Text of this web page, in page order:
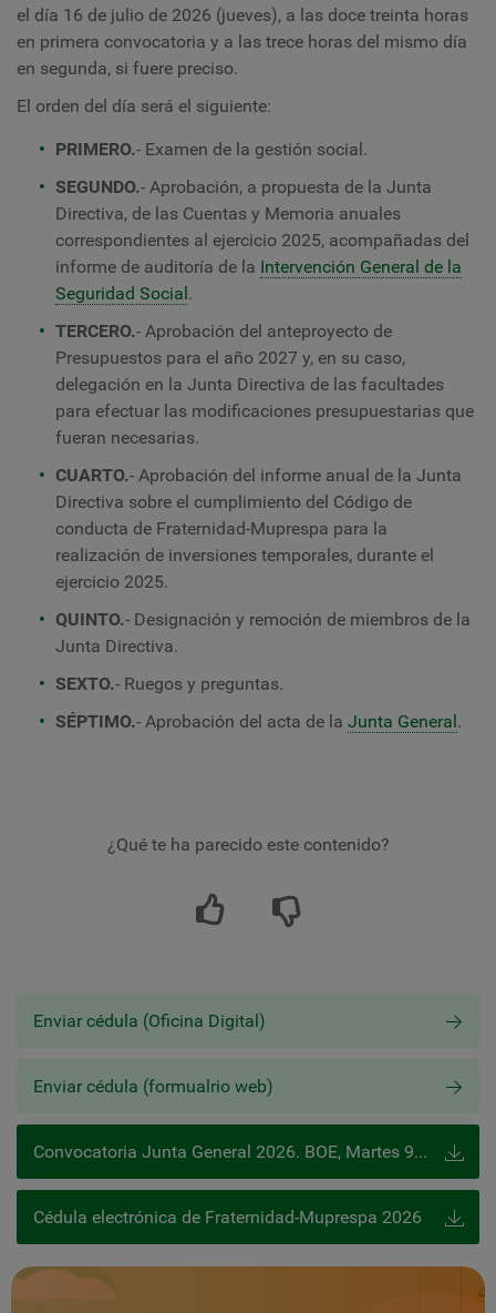
el día 16 de julio de 2026 (jueves), a las doce treinta horas
en primera convocatoria y a las trece horas del mismo día
en segunda, si fuere preciso.
El orden del día será el siguiente:
PRIMERO.- Examen de la gestión social.
SEGUNDO.- Aprobación, a propuesta de la Junta
Directiva, de las Cuentas y Memoria anuales
correspondientes al ejercicio 2025, acompañadas del
informe de auditoría de la Intervención General de la
Seguridad Social.
TERCERO.- Aprobación del anteproyecto de
Presupuestos para el año 2027 y, en su caso,
delegación en la Junta Directiva de las facultades
para efectuar las modificaciones presupuestarias que
fueran necesarias.
CUARTO.- Aprobación del informe anual de la Junta
Directiva sobre el cumplimiento del Código de
conducta de Fraternidad-Muprespa para la
realización de inversiones temporales, durante el
ejercicio 2025.
QUINTO.- Designación y remoción de miembros de la
Junta Directiva.
SEXTO.- Ruegos y preguntas.
SÉPTIMO.- Aprobación del acta de la Junta General.
¿Qué te ha parecido este contenido?
Enviar cédula (Oficina Digital)
Enviar cédula (formualrio web)
Convocatoria Junta General 2026. BOE, Martes 9 de junio de 2026
Cédula electrónica de Fraternidad-Muprespa 2026